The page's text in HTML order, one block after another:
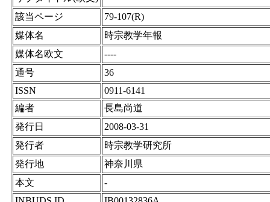
該当ページ
79-107(R)
媒体名
時宗教学年報
媒体名欧文
----
通号
36
ISSN
0911-6141
編者
長島尚道
発行日
2008-03-31
発行者
時宗教学研究所
発行地
神奈川県
本文
-